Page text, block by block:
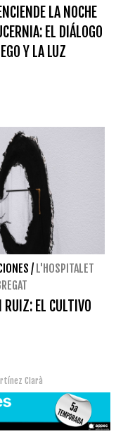
LA NOCHE
EL DIÁLOGO
Y LA LUZ
/ L'HOSPITALET
RUIZ: EL CULTIVO
Clarà